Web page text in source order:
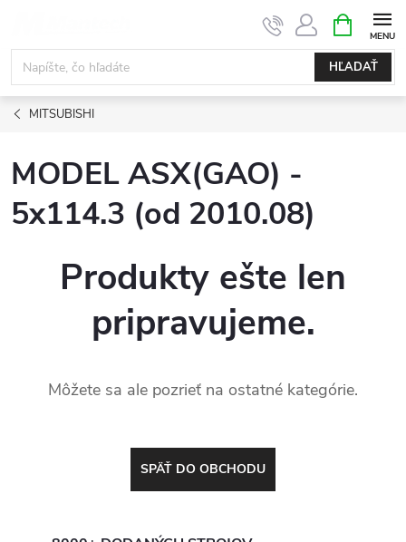
obsah
HĽADAŤ
KOŠÍK
MITSUBISHI
MODEL ASX(GAO) -
5x114.3 (od 2010.08)
Produkty ešte len
pripravujeme.
Môžete sa ale pozrieť na ostatné kategórie.
SPÄŤ DO OBCHODU